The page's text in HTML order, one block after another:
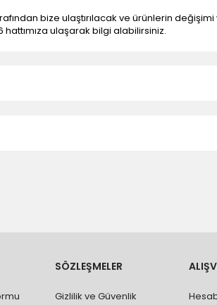
bize ulaştırılacak ve ürünlerin değişimi
ulaşarak bilgi alabilirsiniz.
vb. hatalar yüzünden onaylanmış siparişler
vb. ürünlerin siparişini vermeden önce
yaptırınız.
SÖZLEŞMELER
Gizlilik ve Güvenlik